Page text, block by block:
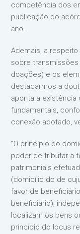
competência dos
publicação do
ano.
Ademais, a
sobre
doações) e os
destacarmos a
aponta a
fundamentais,
conexão adotado,
“O princípio do
poder de tributar a
patrimoniais
(domicílio do de
favor de
beneficiário),
localizam os bens
princípio do locus